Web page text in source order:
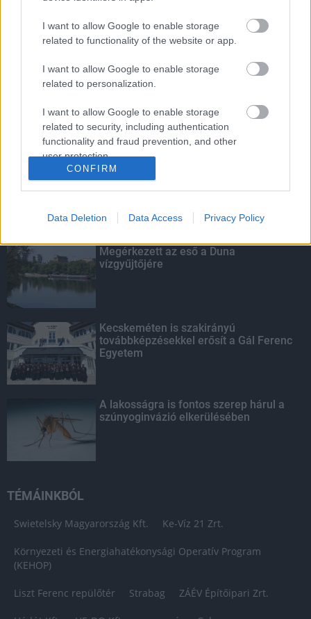
I want to allow Google to enable storage
related to functionality of the website or app.
I want to allow Google to enable storage
related to personalization.
I want to allow Google to enable storage
related to security, including authentication
functionality and fraud prevention, and other
user protection.
CONFIRM
Data Deletion Data Access Privacy Policy
gyorsabb és biztonságosabb lett a vasút
Több mint 40 helyszínen dolgozik
fennakadás nélkül a Híd-csoport
KIEMELT
Megérkezett az eső a Duna
vízgyűjtőjére
Kecskeméten is szakirányú
továbbképzésekkel erősít a Gál Ferenc
Egyetem
A lakosságra is fontos szerep hárul a
szúnyoginvázió elkerülésében
TÉMÁINKBÓL
Swietelsky Magyarország Kft. Ke-Víz 21 Zrt.
Környezeti és Energiahatékonysági Operatív Program
(KEHOP)
Liszt Ferenc repülőtér Strabag ZÁÉV Építőipari Zrt.